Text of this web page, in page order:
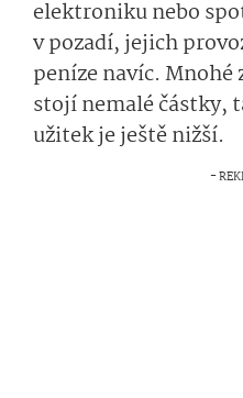
elektroniku nebo
v pozadí, jejich
peníze navíc.
stojí nemalé částky,
užitek je ještě nižší.